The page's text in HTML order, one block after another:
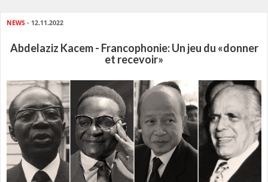
NEWS - 12.11.2022
Abdelaziz Kacem - Francophonie: Un jeu du «donner
et recevoir»